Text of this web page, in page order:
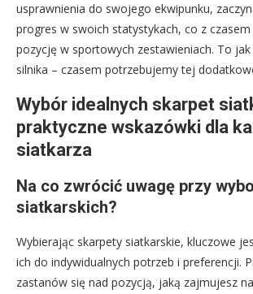
usprawnienia do swojego ekwipunku,
progres w swoich statystykach, co z czasem
pozycję w sportowych zestawieniach. To
silnika – czasem potrzebujemy tej
Wybór idealnych skarpet
praktyczne wskazówki dla
siatkarza
Na co zwrócić uwagę przy
siatkarskich?
Wybierając skarpety siatkarskie, kluczowe
ich do indywidualnych potrzeb i preferencji.
zastanów się nad pozycją, jaką zajmujesz